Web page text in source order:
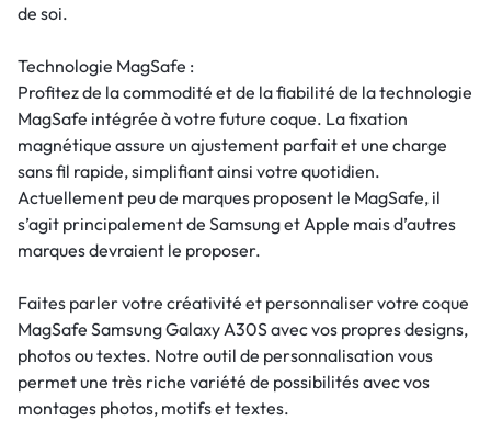
de soi.
Technologie MagSafe :
Profitez de la commodité et de la fiabilité de la technologie
MagSafe intégrée à votre future coque. La fixation
magnétique assure un ajustement parfait et une charge
sans fil rapide, simplifiant ainsi votre quotidien.
Actuellement peu de marques proposent le MagSafe, il
s’agit principalement de Samsung et Apple mais d’autres
marques devraient le proposer.
Faites parler votre créativité et personnaliser votre coque
MagSafe Samsung Galaxy A30S avec vos propres designs,
photos ou textes. Notre outil de personnalisation vous
permet une très riche variété de possibilités avec vos
montages photos, motifs et textes.